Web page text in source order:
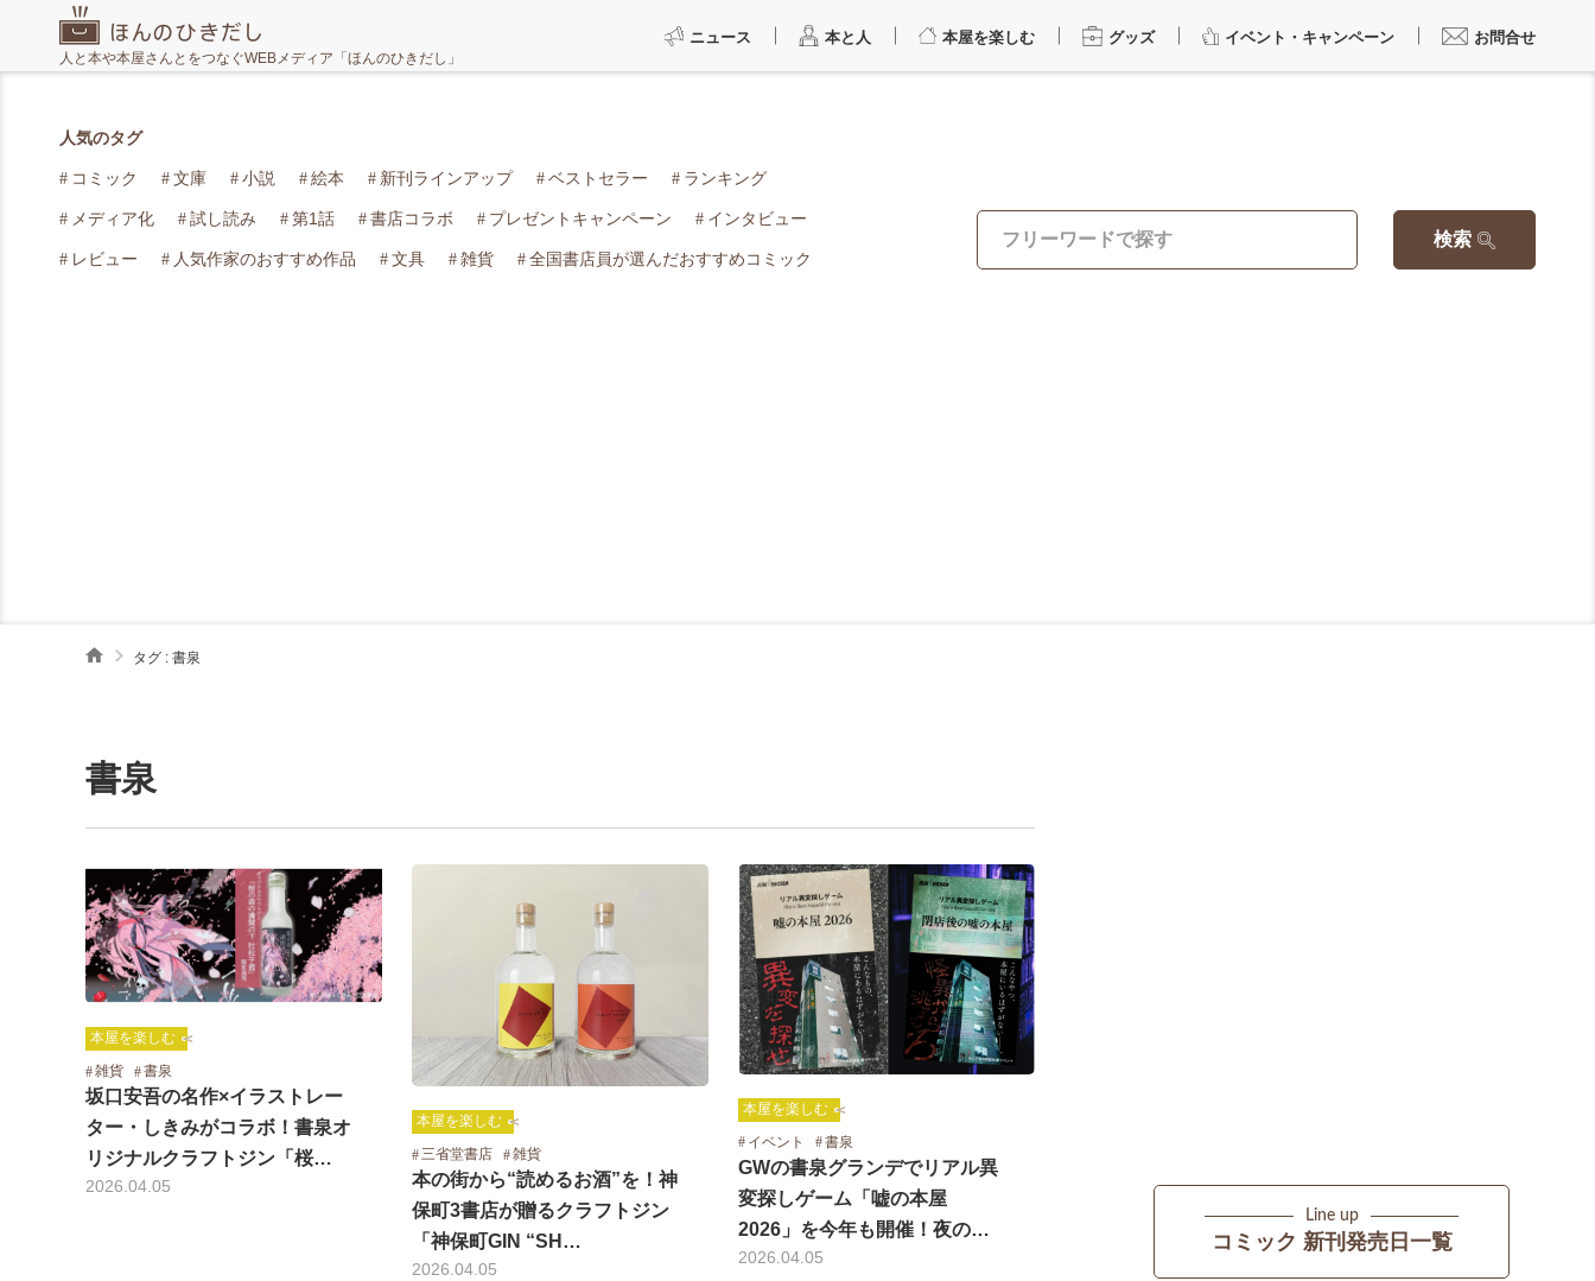
人と本や本屋さんとをつなぐWEBメディア「ほんのひきだし」
ニュース 本と人 本屋を楽しむ グッズ イベント・キャンペーン お問合せ
人気のタグ
コミック 文庫 小説 絵本 新刊ラインアップ ベストセラー ランキング
メディア化 試し読み 第1話 書店コラボ プレゼントキャンペーン インタビュー
レビュー 人気作家のおすすめ作品 文具 雑貨 全国書店員が選んだおすすめコミック
検索
タグ : 書泉
書泉
本屋を楽しむ
雑貨
書泉
坂口安吾の名作×イラストレー
ター・しきみがコラボ！書泉オ
リジナルクラフトジン「桜…
2026.04.05
本屋を楽しむ
三省堂書店
雑貨
本の街から“読めるお酒”を！神
保町3書店が贈るクラフトジン
「神保町GIN “SH…
2026.04.05
本屋を楽しむ
イベント
書泉
GWの書泉グランデでリアル異
変探しゲーム「嘘の本屋
2026」を今年も開催！夜の…
2026.04.05
Line up
コミック 新刊発売日一覧